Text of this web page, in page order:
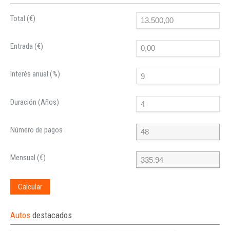
Total (€)
Entrada (€)
Interés anual (%)
Duración (Años)
Número de pagos
Mensual (€)
Calcular
Autos destacados